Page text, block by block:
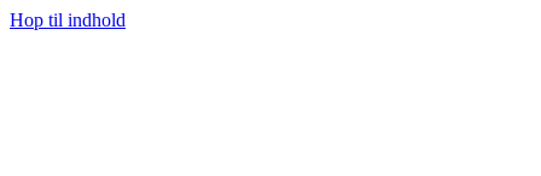
Hop til indhold